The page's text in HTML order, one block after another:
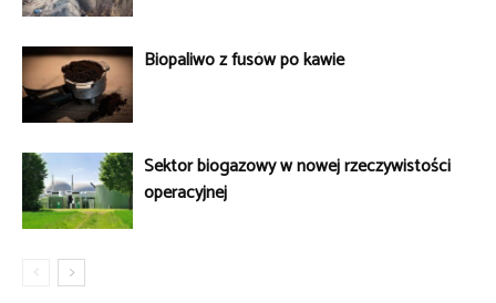
Biopaliwo z fusów po kawie
Sektor biogazowy w nowej rzeczywistości
operacyjnej